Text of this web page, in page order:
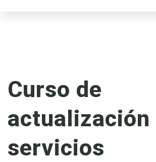
Curso de
actualización
servicios